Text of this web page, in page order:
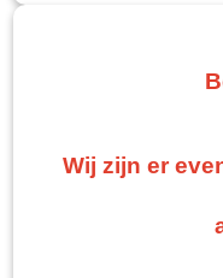
Wij zijn er